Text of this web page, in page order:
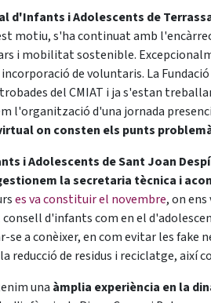
d'Infants i Adolescents de
motiu, s'ha continuat amb
i mobilitat sostenible.
de voluntaris. La
del CMIAT i ja s'estan
l'organització d'una jornada
on consten els punts
i Adolescents de Sant Joan Despí
la secretaria tècnica i
es va constituir el novembre, on
d'infants com en el
se a conèixer, en com evitar les
reducció de residus i reciclatge, així
una àmplia experiència en la